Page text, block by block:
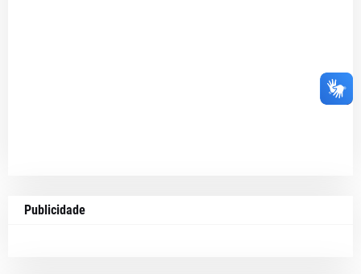
Publicidade